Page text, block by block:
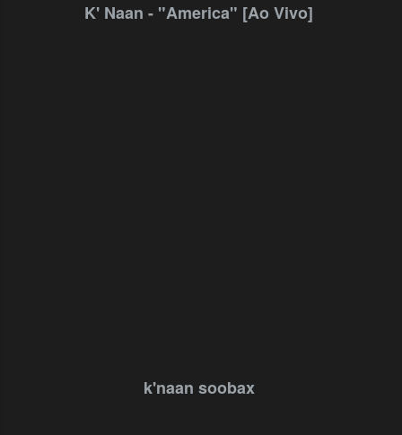
K' Naan - "America" [Ao Vivo]
k'naan soobax